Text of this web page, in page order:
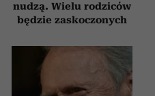
nudzą. Wielu rodziców
będzie zaskoczonych